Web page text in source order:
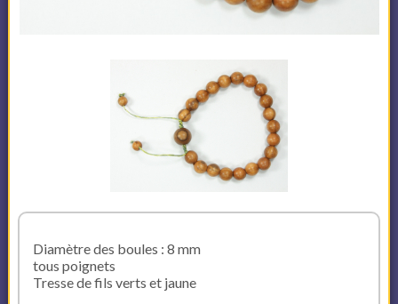
Diamètre des boules : 8 mm
tous poignets
Tresse de fils verts et jaune